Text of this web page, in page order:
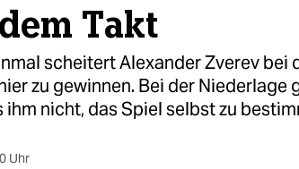
Takt
scheitert Alexander Zverev bei
zu gewinnen. Bei der Niederlage
ihm nicht, das Spiel selbst zu
Uhr